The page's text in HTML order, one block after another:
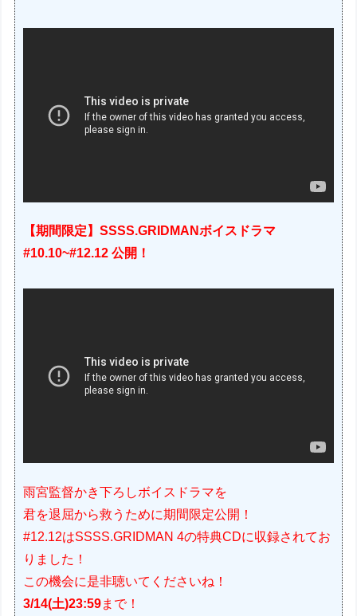
【期間限定】SSSS.GRIDMANボイスドラマ
#10.10~#12.12 公開！
雨宮監督かき下ろしボイスドラマを
君を退屈から救うために期間限定公開！
#12.12はSSSS.GRIDMAN 4の特典CDに収録されてお
りました！
この機会に是非聴いてくださいね！
3/14(土)23:59まで！